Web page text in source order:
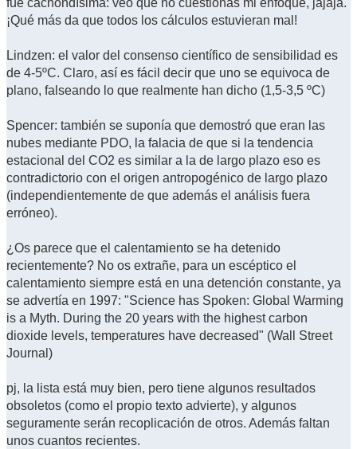
fue cachondísima: veo que no cuestionas mi enfoque, jajaja.
¡Qué más da que todos los cálculos estuvieran mal!
Lindzen: el valor del consenso científico de sensibilidad es
de 4-5ºC. Claro, así es fácil decir que uno se equivoca de
plano, falseando lo que realmente han dicho (1,5-3,5 ºC)
Spencer: también se suponía que demostró que eran las
nubes mediante PDO, la falacia de que si la tendencia
estacional del CO2 es similar a la de largo plazo eso es
contradictorio con el origen antropogénico de largo plazo
(independientemente de que además el análisis fuera
erróneo).
¿Os parece que el calentamiento se ha detenido
recientemente? No os extrañe, para un escéptico el
calentamiento siempre está en una detención constante, ya
se advertía en 1997: "Science has Spoken: Global Warming
is a Myth. During the 20 years with the highest carbon
dioxide levels, temperatures have decreased" (Wall Street
Journal)
pj, la lista está muy bien, pero tiene algunos resultados
obsoletos (como el propio texto advierte), y algunos
seguramente serán recoplicación de otros. Además faltan
unos cuantos recientes.